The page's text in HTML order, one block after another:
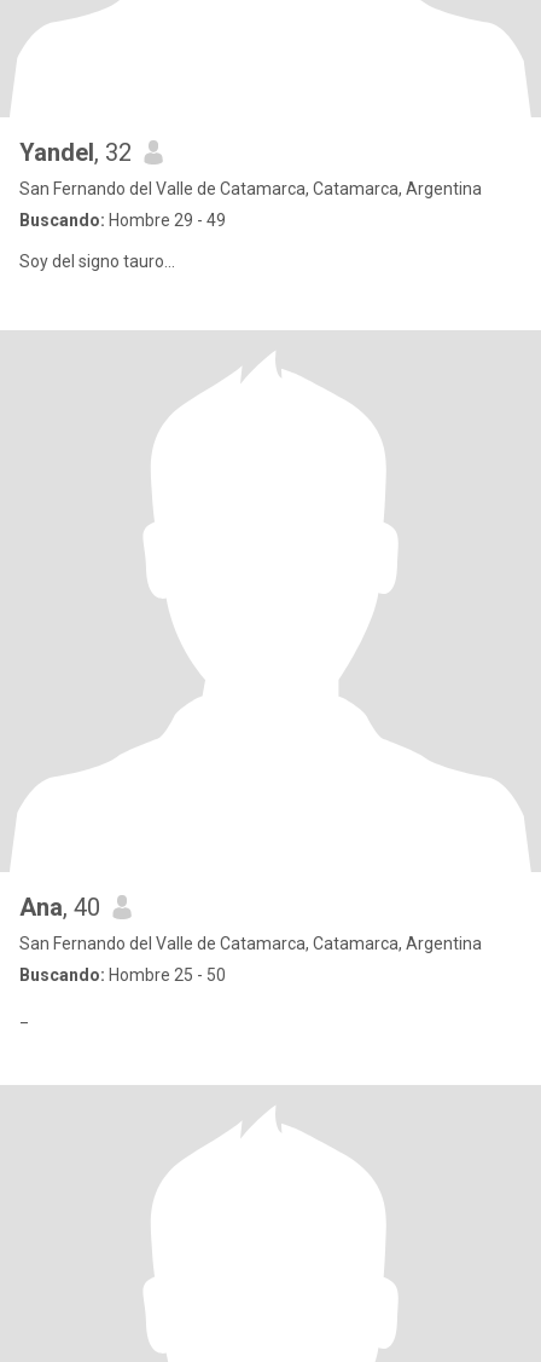
Yandel, 32
San Fernando del Valle de Catamarca, Catamarca, Argentina
Buscando: Hombre 29 - 49
Soy del signo tauro...
Ana, 40
San Fernando del Valle de Catamarca, Catamarca, Argentina
Buscando: Hombre 25 - 50